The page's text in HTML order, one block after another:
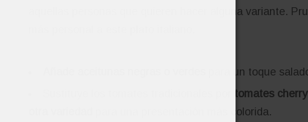
aquellas personas que quieren hacer alguna variante.
para un toque
tomates
para una presentación más colorida.